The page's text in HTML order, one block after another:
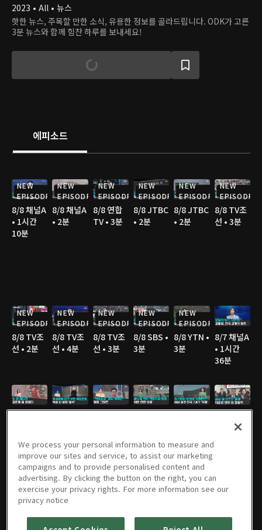
2023 • All • 뉴스
핫한 뉴스, 주목할 만한 소식, 유용한 정보를 골라드립니다. ODK가 고른
3분 뉴스와 함께 힘찬 하루를 보내세요!
에피소드
NEW
EPISODE
8/8 채널A
• 1시간
10분
NEW
EPISODE
8/8 채널A
• 2분
NEW
EPISODE
8/8 연합
TV • 3분
NEW
EPISODE
8/8 JTBC
• 2분
NEW
EPISODE
8/8 JTBC
• 2분
NEW
EPISODE
8/8 TV조
선 • 3분
NEW
EPISODE
8/8 TV조
선 • 2분
NEW
EPISODE
8/8 TV조
선 • 4분
NEW
EPISODE
8/8 TV조
선 • 3분
NEW
EPISODE
8/8 SBS •
3분
NEW
EPISODE
8/8 YTN •
3분
8/7 채널A
• 1시간
36분
선 • 3분
8/7 TV조
선 • 3분
8/7 YTN •
2분
8/7 MBC
• 3분
8/6 채널A
• 1시간
8/6 JTBC
• 2분
8/6 채널A
• 1분
We process your personal information to measure and
improve our sites and service, to assist our marketing
campaigns and to provide personalised content and
advertising. By clicking the button on the right, you can
exercise your privacy rights. For more information see our
privacy notice